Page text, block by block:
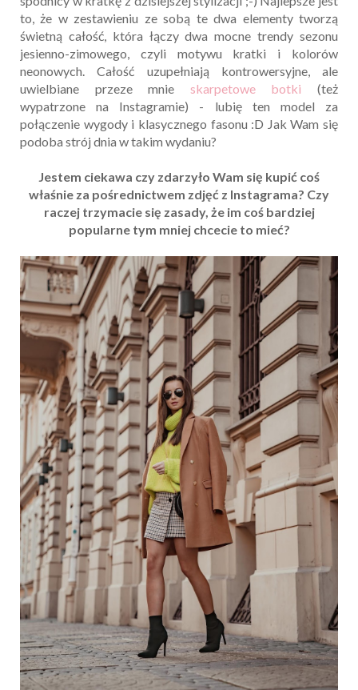
to, że w zestawieniu ze sobą te dwa elementy tworzą
świetną całość, która łączy dwa mocne trendy sezonu
jesienno-zimowego, czyli motywu kratki i kolorów
neonowych. Całość uzupełniają kontrowersyjne, ale
uwielbiane przeze mnie skarpetowe botki (też
wypatrzone na Instagramie) - lubię ten model za
połączenie wygody i klasycznego fasonu :D Jak Wam się
podoba strój dnia w takim wydaniu?
Jestem ciekawa czy zdarzyło Wam się kupić coś
właśnie za pośrednictwem zdjęć z Instagrama? Czy
raczej trzymacie się zasady, że im coś bardziej
popularne tym mniej chcecie to mieć?